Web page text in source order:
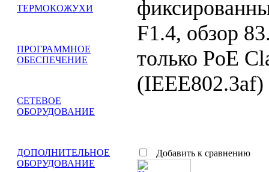
ТЕРМОКОЖУХИ
ПРОГРАММНОЕ
ОБЕСПЕЧЕНИЕ
СЕТЕВОЕ
ОБОРУДОВАНИЕ
ДОПОЛНИТЕЛЬНОЕ
ОБОРУДОВАНИЕ
F1.4, обзор
только PoE
(IEEE802.3af)
Добавить к сравнению